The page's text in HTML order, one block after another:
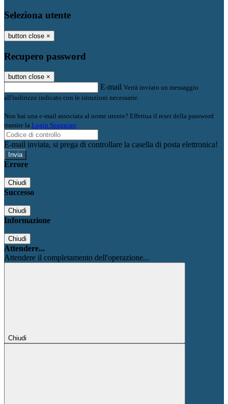
Seleziona utente
button close ×
Recupero password
button close ×
E-mail Verrà inviato un messaggio
all'indirizzo indicato con le istruzioni necessarie.
Non hai una e-mail associata al nome utente? Effettua il reset della password
tramite la Login Spaggiari
E-mail inviata, si prega di controllare la casella di posta elettronica!
Errore
Chiudi
Successo
Chiudi
Informazione
Chiudi
Attendere...
Attendere il completamento dell'operazione...
Chiudi